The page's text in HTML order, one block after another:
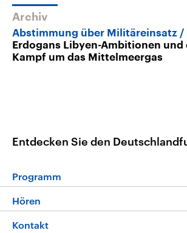
Archiv
Abstimmung über Militäreinsatz
Erdogans Libyen-Ambitionen und
Kampf um das Mittelmeergas
Entdecken Sie den
Programm
Programm
Hören
Livestream
Kontakt